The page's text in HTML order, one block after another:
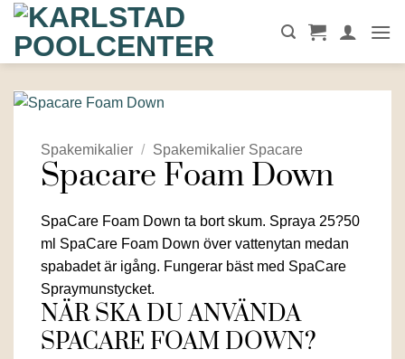
Skip
content
Spakemikalier / Spakemikalier Spacare
Spacare Foam Down
SpaCare Foam Down ta bort skum. Spraya 25?50
ml SpaCare Foam Down över vattenytan medan
spabadet är igång. Fungerar bäst med SpaCare
Spraymunstycket.
NÄR SKA DU ANVÄNDA
SPACARE FOAM DOWN?